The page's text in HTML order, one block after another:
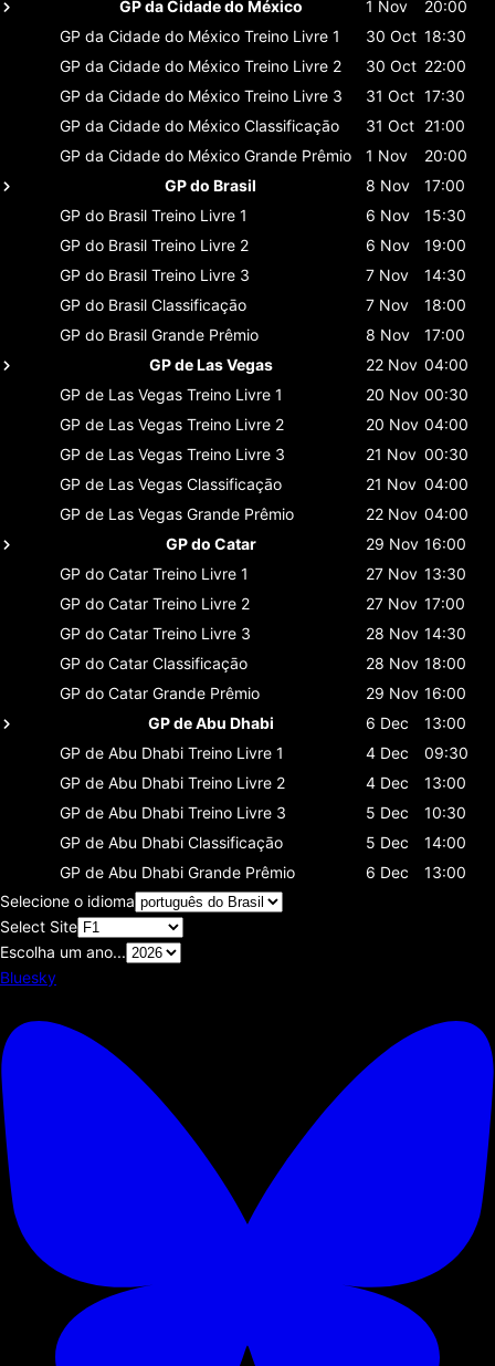
GP da Cidade do México 1 Nov
20:00
GP da Cidade do México Treino Livre 1 30 Oct 18:30
GP da Cidade do México Treino Livre 2 30 Oct 22:00
GP da Cidade do México Treino Livre 3 31 Oct 17:30
GP da Cidade do México Classificaçāo 31 Oct 21:00
GP da Cidade do México Grande Prêmio 1 Nov
20:00
GP do Brasil
8 Nov
17:00
GP do Brasil Treino Livre 1 6 Nov
15:30
GP do Brasil Treino Livre 2 6 Nov
19:00
GP do Brasil Treino Livre 3 7 Nov
14:30
GP do Brasil Classificaçāo 7 Nov
18:00
GP do Brasil Grande Prêmio 8 Nov
17:00
GP de Las Vegas
22 Nov 04:00
GP de Las Vegas Treino Livre 1 20 Nov 00:30
GP de Las Vegas Treino Livre 2 20 Nov 04:00
GP de Las Vegas Treino Livre 3 21 Nov 00:30
GP de Las Vegas Classificaçāo 21 Nov 04:00
GP de Las Vegas Grande Prêmio 22 Nov 04:00
GP do Catar
29 Nov 16:00
GP do Catar Treino Livre 1 27 Nov 13:30
GP do Catar Treino Livre 2 27 Nov 17:00
GP do Catar Treino Livre 3 28 Nov 14:30
GP do Catar Classificaçāo 28 Nov 18:00
GP do Catar Grande Prêmio 29 Nov 16:00
GP de Abu Dhabi
6 Dec
13:00
GP de Abu Dhabi Treino Livre 1 4 Dec
09:30
GP de Abu Dhabi Treino Livre 2 4 Dec
13:00
GP de Abu Dhabi Treino Livre 3 5 Dec
10:30
GP de Abu Dhabi Classificaçāo 5 Dec
14:00
GP de Abu Dhabi Grande Prêmio 6 Dec
13:00
Selecione o idioma
Select Site
Escolha um ano...
Bluesky